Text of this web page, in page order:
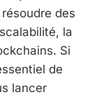
des
la
Si
de
lancer